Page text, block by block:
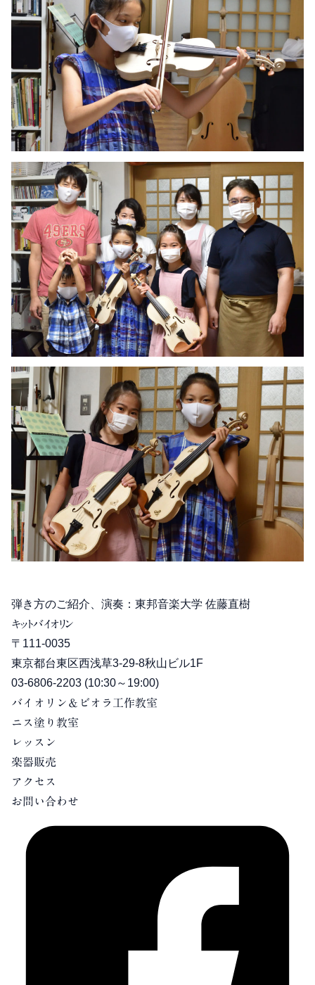
弾き方のご紹介、演奏：東邦音楽大学 佐藤直樹
キットバイオリン
〒111-0035
東京都台東区西浅草3-29-8秋山ビル1F
03-6806-2203 (10:30～19:00)
バイオリン＆ビオラ工作教室
ニス塗り教室
レッスン
楽器販売
アクセス
お問い合わせ